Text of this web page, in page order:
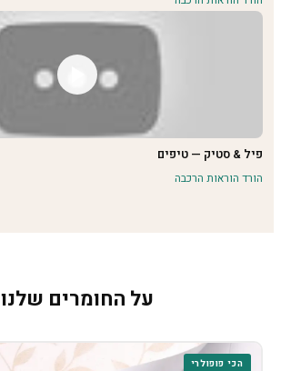
פיל & סטיק — טיפים
הורד הוראות הרכבה
על החומרים שלנו
הכי פופולרי